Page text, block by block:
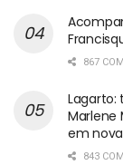
867
Lagarto:
Marlene
em
843